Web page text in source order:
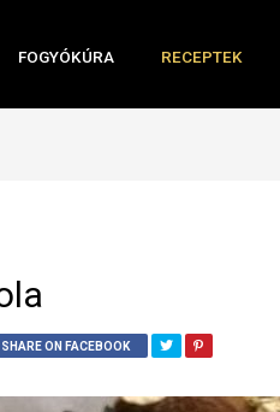
FOGYÓKÚRA RECEPTEK
SHARE ON FACEBOOK